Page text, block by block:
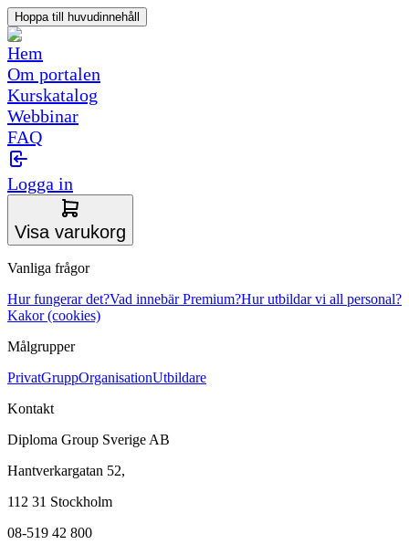
Hoppa till huvudinnehåll
Hem
Om portalen
Kurskatalog
Webbinar
FAQ
Logga in
Visa varukorg
Vanliga frågor
Hur fungerar det?Vad innebär Premium?Hur utbildar vi all personal?
Kakor (cookies)
Målgrupper
PrivatGruppOrganisationUtbildare
Kontakt
Diploma Group Sverige AB
Hantverkargatan 52,
112 31 Stockholm
08-519 42 800